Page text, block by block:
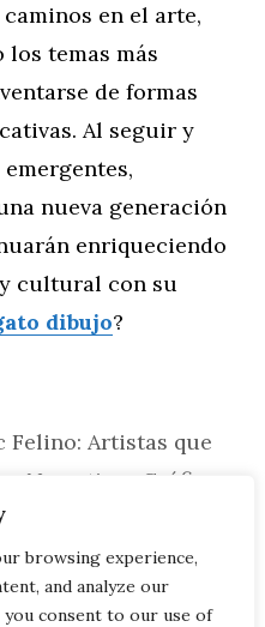
browsing experience,
and analyze our
you consent to our use of
en el arte,
temas más
de formas
Al seguir y
nueva generación
enriqueciendo
cultural con su
dibujo?
Felino: Artistas que
Narrativas Gráficas
para Crear
y Consejos para